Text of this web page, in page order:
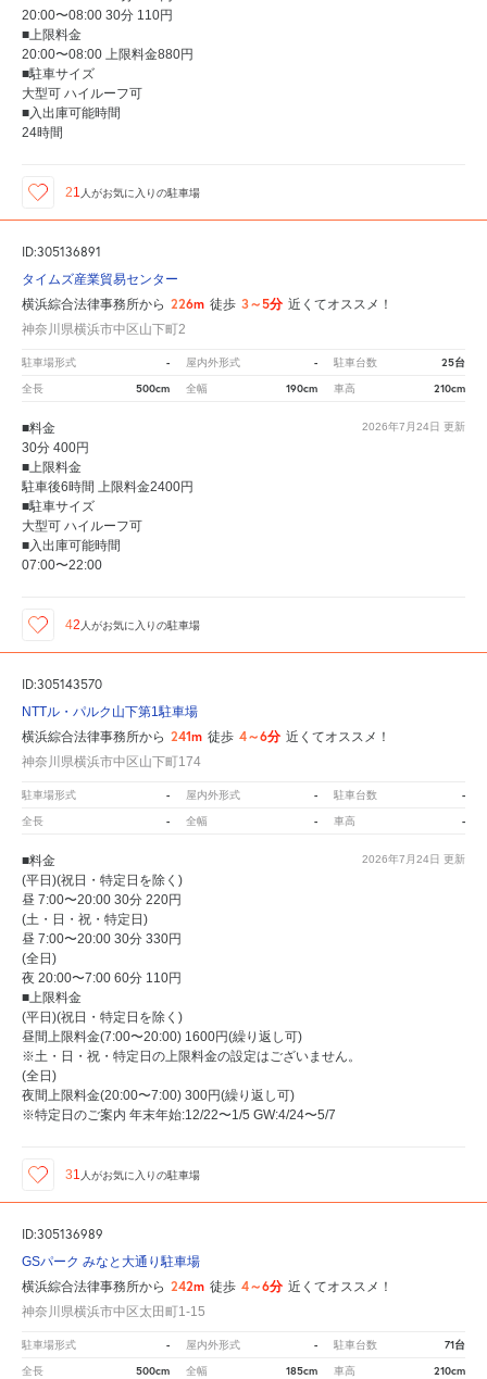
20:00〜08:00 30分 110円
■上限料金
20:00〜08:00 上限料金880円
■駐車サイズ
大型可 ハイルーフ可
■入出庫可能時間
24時間
21 人がお気に入りの駐車場
ID:305136891
タイムズ産業貿易センター
横浜綜合法律事務所から 226m 徒歩 3～5分 近くてオススメ！
神奈川県横浜市中区山下町2
駐車場形式 - 屋内外形式 - 駐車台数 25台
全長 500cm 全幅 190cm 車高 210cm
2026年7月24日 更新
■料金
30分 400円
■上限料金
駐車後6時間 上限料金2400円
■駐車サイズ
大型可 ハイルーフ可
■入出庫可能時間
07:00〜22:00
42 人がお気に入りの駐車場
ID:305143570
NTTル・パルク山下第1駐車場
横浜綜合法律事務所から 241m 徒歩 4～6分 近くてオススメ！
神奈川県横浜市中区山下町174
駐車場形式 - 屋内外形式 - 駐車台数 -
全長 - 全幅 - 車高 -
2026年7月24日 更新
■料金
(平日)(祝日・特定日を除く)
昼 7:00〜20:00 30分 220円
(土・日・祝・特定日)
昼 7:00〜20:00 30分 330円
(全日)
夜 20:00〜7:00 60分 110円
■上限料金
(平日)(祝日・特定日を除く)
昼間上限料金(7:00〜20:00) 1600円(繰り返し可)
※土・日・祝・特定日の上限料金の設定はございません。
(全日)
夜間上限料金(20:00〜7:00) 300円(繰り返し可)
※特定日のご案内 年末年始:12/22〜1/5 GW:4/24〜5/7
31 人がお気に入りの駐車場
ID:305136989
GSパーク みなと大通り駐車場
横浜綜合法律事務所から 242m 徒歩 4～6分 近くてオススメ！
神奈川県横浜市中区太田町1-15
駐車場形式 - 屋内外形式 - 駐車台数 71台
全長 500cm 全幅 185cm 車高 210cm